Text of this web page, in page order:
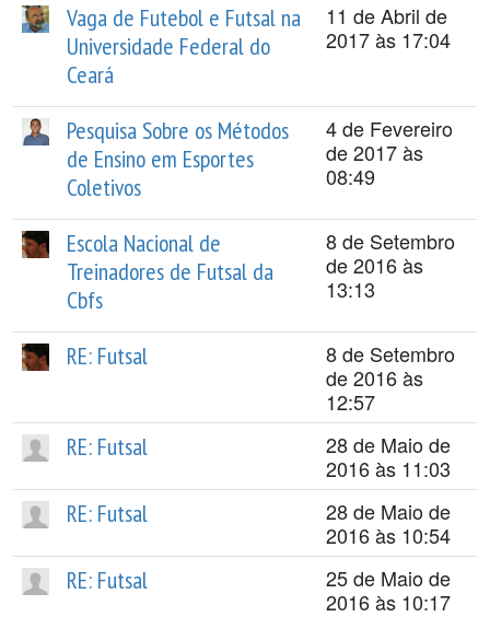
Vaga de Futebol e Futsal na
Universidade Federal do
Ceará
11 de Abril de
2017 às 17:04
Pesquisa Sobre os Métodos
de Ensino em Esportes
Coletivos
4 de Fevereiro
de 2017 às
08:49
Escola Nacional de
Treinadores de Futsal da
Cbfs
8 de Setembro
de 2016 às
13:13
RE: Futsal
8 de Setembro
de 2016 às
12:57
RE: Futsal
28 de Maio de
2016 às 11:03
RE: Futsal
28 de Maio de
2016 às 10:54
RE: Futsal
25 de Maio de
2016 às 10:17